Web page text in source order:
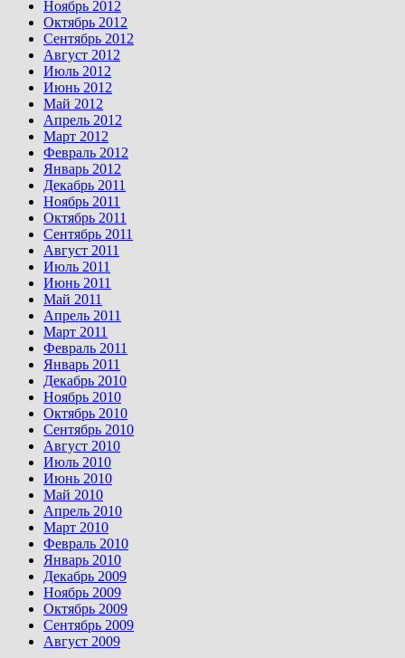
Ноябрь 2012
Октябрь 2012
Сентябрь 2012
Август 2012
Июль 2012
Июнь 2012
Май 2012
Апрель 2012
Март 2012
Февраль 2012
Январь 2012
Декабрь 2011
Ноябрь 2011
Октябрь 2011
Сентябрь 2011
Август 2011
Июль 2011
Июнь 2011
Май 2011
Апрель 2011
Март 2011
Февраль 2011
Январь 2011
Декабрь 2010
Ноябрь 2010
Октябрь 2010
Сентябрь 2010
Август 2010
Июль 2010
Июнь 2010
Май 2010
Апрель 2010
Март 2010
Февраль 2010
Январь 2010
Декабрь 2009
Ноябрь 2009
Октябрь 2009
Сентябрь 2009
Август 2009